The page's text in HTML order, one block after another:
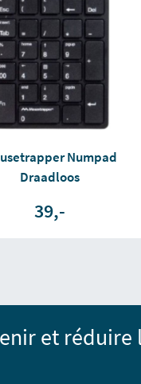
Numpad
Draadloos
39,-
et réduire